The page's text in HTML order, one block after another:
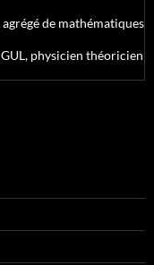
de mathématiques
physicien théoricien